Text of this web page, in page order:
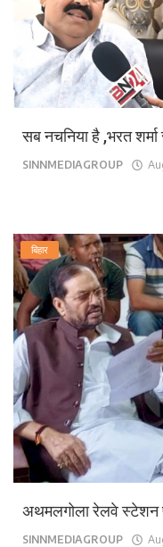
सब नचनिया है ,भरत
SINNMEDIAGROUP
बिहार
अथमलगोला रेलवे स्टेशन
SINNMEDIAGROUP